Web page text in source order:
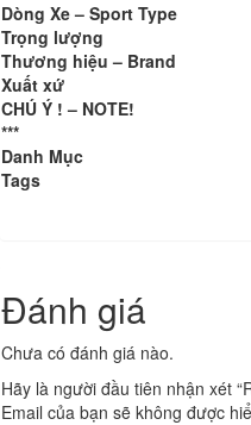
Dòng Xe – Sport Type
Trọng lượng
Thương hiệu – Brand
Xuất xứ
CHÚ Ý ! – NOTE!
***
Danh Mục
Tags
Đánh giá
Chưa có đánh giá nào.
Hãy là người đầu tiên nhận xét
Email của bạn sẽ không được